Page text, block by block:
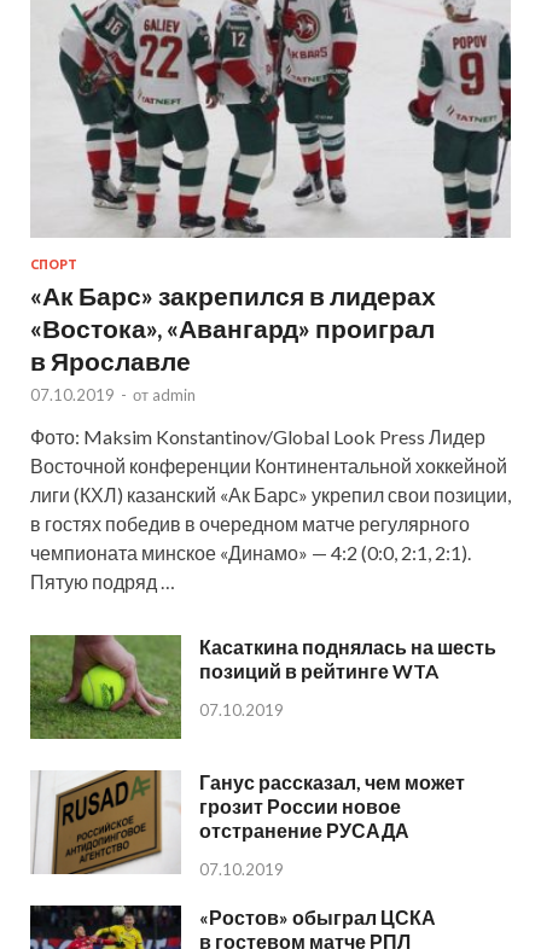
СПОРТ
«Ак Барс» закрепился в лидерах
«Востока», «Авангард» проиграл
в Ярославле
07.10.2019 - от admin
Фото: Maksim Konstantinov/Global Look Press Лидер
Восточной конференции Континентальной хоккейной
лиги (КХЛ) казанский «Ак Барс» укрепил свои позиции,
в гостях победив в очередном матче регулярного
чемпионата минское «Динамо» — 4:2 (0:0, 2:1, 2:1).
Пятую подряд …
Касаткина поднялась на шесть
позиций в рейтинге WTA
07.10.2019
Ганус рассказал, чем может
грозит России новое
отстранение РУСАДА
07.10.2019
«Ростов» обыграл ЦСКА
в гостевом матче РПЛ